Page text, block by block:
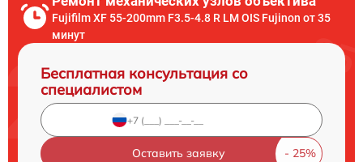
Fujifilm XF 55-200mm F3.5-4.8 R LM OIS Fujinon от 35
минут
Бесплатная консультация со
специалистом
Оставить заявку